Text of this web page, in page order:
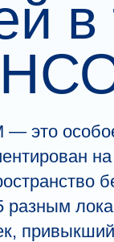
в
особое